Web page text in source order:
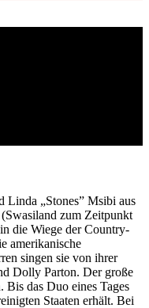
Linda „Stones” Msibi aus
zum Zeitpunkt
die Wiege der Country-
amerikanische
singen sie von ihrer
Dolly Parton. Der große
Bis das Duo eines Tages
Staaten erhält. Bei